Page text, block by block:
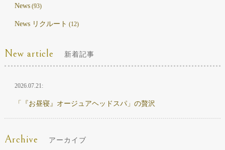
News(93)
News リクルート (12)
New article 新着記事
2026.07.21:
「『お昼寝』オージュアヘッドスパ」の贅沢
Archive アーカイブ